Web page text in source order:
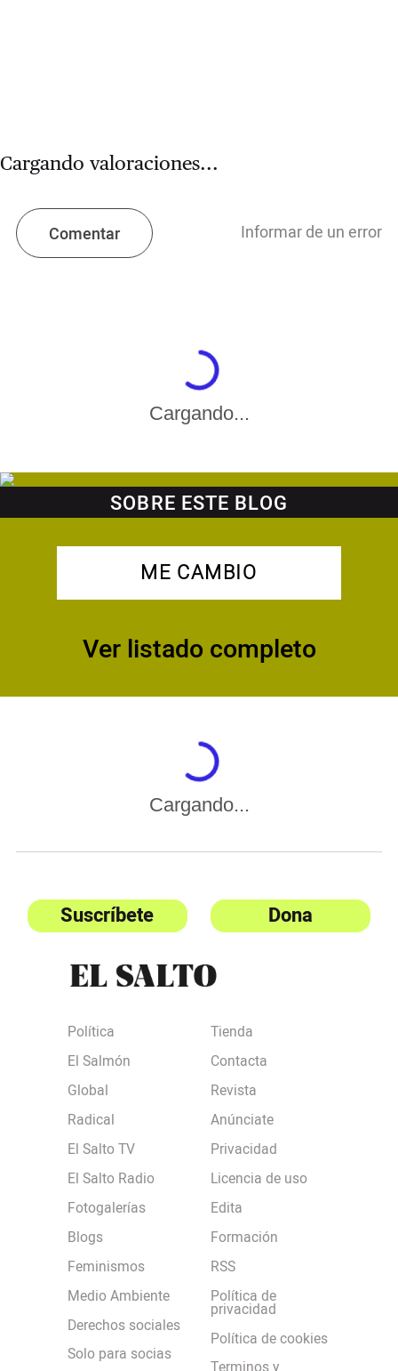
Cargando valoraciones...
Comentar Informar de un error
Cargando...
SOBRE ESTE BLOG
ME CAMBIO
Ver listado completo
Cargando...
Suscríbete Dona
Política
El Salmón
Global
Radical
El Salto TV
El Salto Radio
Fotogalerías
Blogs
Feminismos
Medio Ambiente
Derechos sociales
Solo para socias
Tienda
Contacta
Revista
Anúnciate
Privacidad
Licencia de uso
Edita
Formación
RSS
Política de
privacidad
Política de cookies